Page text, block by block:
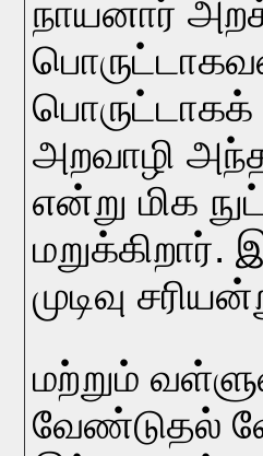
நாயனார்
பொருட்டாகக்
அறவாழி
என்று மிக
மறுக்கிறார்.
முடிவு
மற்றும்
வேண்டுதல்